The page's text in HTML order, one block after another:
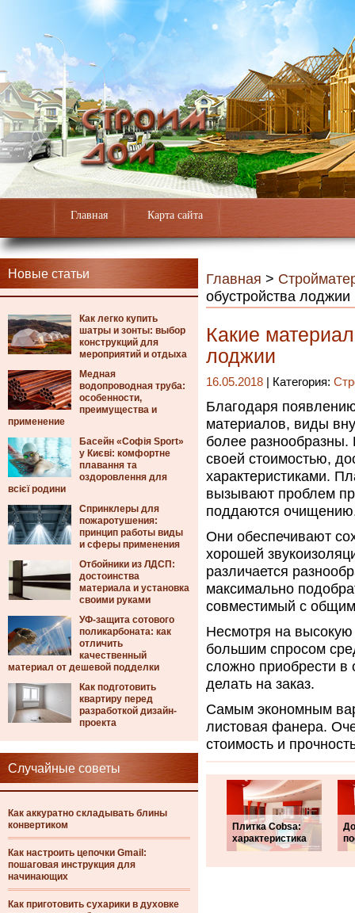
Главная Карта сайта
Новые статьи
Как легко купить
шатры и зонты: выбор
конструкций для
мероприятий и отдыха
Медная
водопроводная труба:
особенности,
преимущества и
применение
Басейн «Софія Sport»
у Києві: комфортне
плавання та
оздоровлення для
всієї родини
Спринклеры для
пожаротушения:
принцип работы виды
и сферы применения
Отбойники из ЛДСП:
достоинства
материала и установка
своими руками
УФ-защита сотового
поликарбоната: как
отличить
качественный
материал от дешевой подделки
Как подготовить
квартиру перед
разработкой дизайн-
проекта
Случайные советы
Как аккуратно складывать блины
конвертиком
Как настроить цепочки Gmail:
пошаговая инструкция для
начинающих
Как приготовить сухарики в духовке
Главная >
обустройства лоджии
Какие
лоджии
16.05.2018 | Категория:
Благодаря
материалов, виды
более разнообразны.
своей стоимостью,
характеристиками.
вызывают проблем
поддаются
Они обеспечивают
хорошей
различается
максимально
совместимый с
Несмотря на высокую
большим спросом
сложно приобрести в
делать на заказ.
Самым экономным
листовая фанера.
стоимость и
Плитка Cobsa:
характеристика